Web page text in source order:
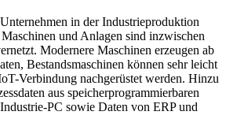
in der Industrieproduktion
und Anlagen sind inzwischen
Modernere Maschinen erzeugen ab
Bestandsmaschinen können sehr leicht
Verbindung nachgerüstet werden. Hinzu
aus speicherprogrammierbaren
PC sowie Daten von ERP und